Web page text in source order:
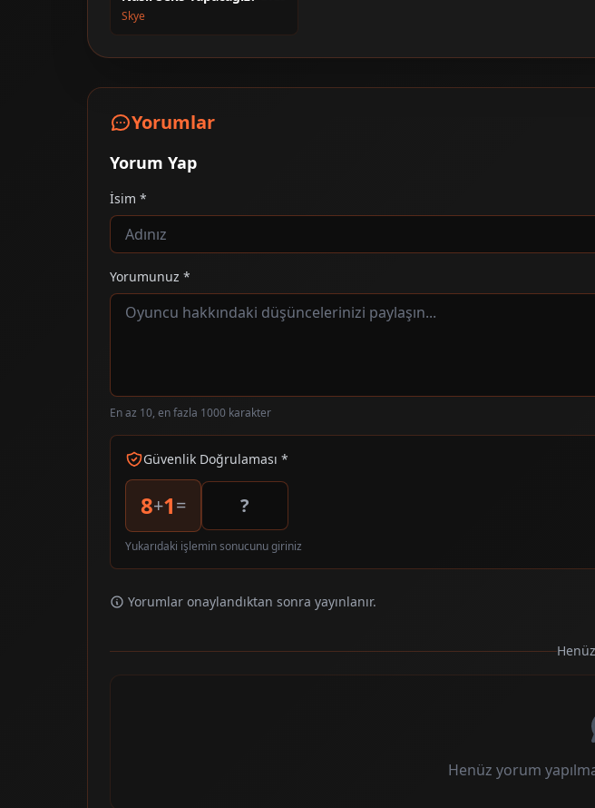
Skye
Yorumlar
Yorum Yap
İsim *
Yorumunuz *
En az 10, en fazla 1000 karakter
Güvenlik Doğrulaması *
8+1=
Yukarıdaki işlemin sonucunu giriniz
Yorumlar onaylandıktan sonra yayınlanır.
Henüz yorum